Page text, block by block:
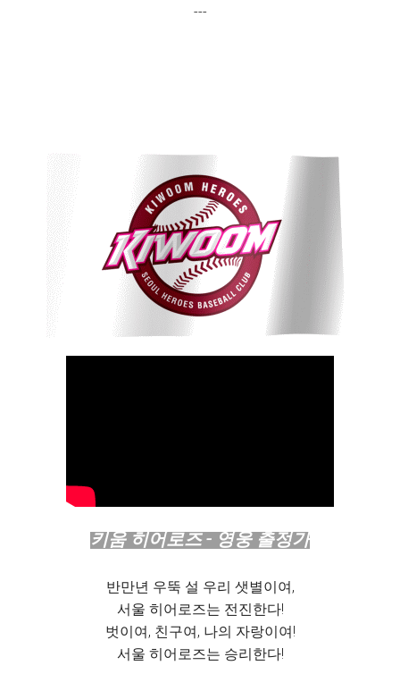
---
키움 히어로즈 - 영웅 출정가
반만년 우뚝 설 우리 샛별이여,
서울 히어로즈는 전진한다!
벗이여, 친구여, 나의 자랑이여!
서울 히어로즈는 승리한다!